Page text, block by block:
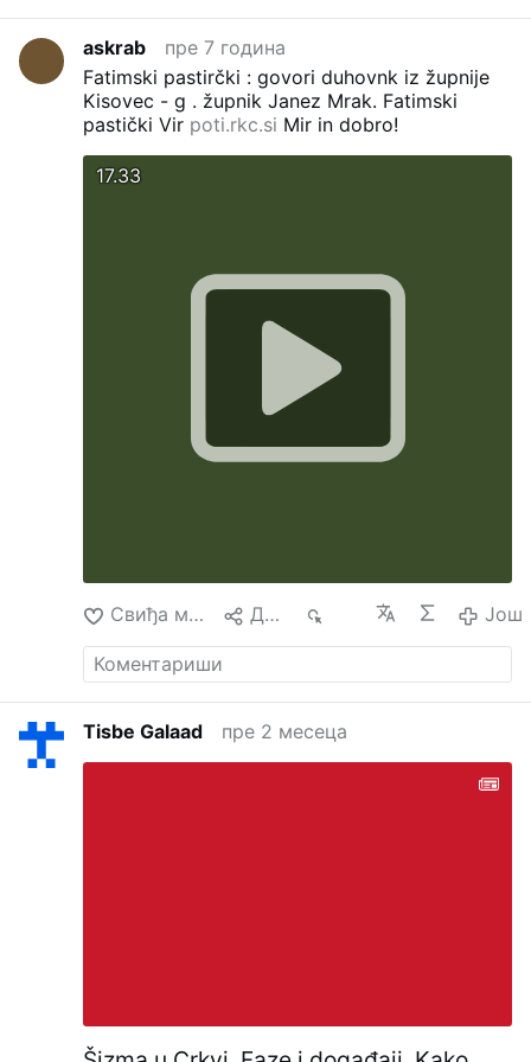
askrab
пре 7 година
Fatimski pastirčki : govori duhovnk iz župnije
Kisovec - g . župnik Janez Mrak. Fatimski
pastički Vir poti.rkc.si Mir in dobro!
17.33
Свиђа ми се Дели Још
Tisbe Galaad пре 2 месеца